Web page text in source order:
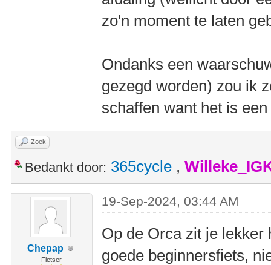
zo'n moment te laten
Ondanks een
gezegd worden) zou ik
schaffen want het is
Zoek
Bedankt door: 365cycle ,
Chepap
Fietser
19-Sep-2024, 03:44 AM
Op de Orca zit je lekker
goede beginnersfiets,